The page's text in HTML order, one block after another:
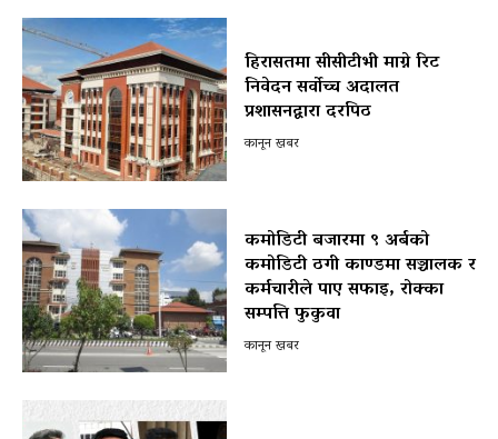
हिरासतमा सीसीटीभी माग्ने रिट
निवेदन सर्वोच्च अदालत
प्रशासनद्वारा दरपिठ
कानून खबर
कमोडिटी बजारमा ९ अर्बको
कमोडिटी ठगी काण्डमा सञ्चालक र
कर्मचारीले पाए सफाइ, रोक्का
सम्पत्ति फुकुवा
कानून खबर